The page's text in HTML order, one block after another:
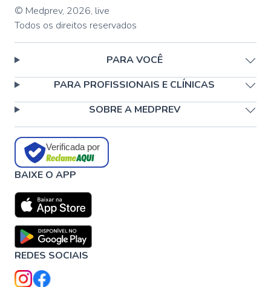
© Medprev, 2026, live
Todos os direitos reservados
PARA VOCÊ
PARA PROFISSIONAIS E CLÍNICAS
SOBRE A MEDPREV
Verificada por
BAIXE O APP
REDES SOCIAIS